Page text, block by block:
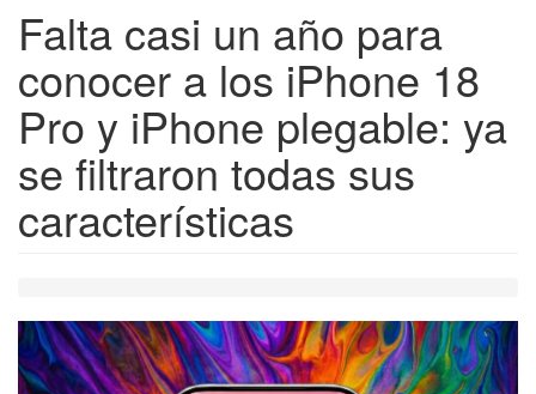
Falta casi un año para
conocer a los iPhone 18
Pro y iPhone plegable: ya
se filtraron todas sus
características